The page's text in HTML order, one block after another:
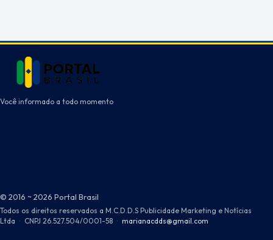
Você informado a todo momento
© 2016 ~ 2026 Portal Brasil
Todos os direitos reservados a M.C.D.D.S Publicidade Marketing e Notícias
Ltda · CNPJ 26.527.504/0001-58 · marianacdds@gmail.com